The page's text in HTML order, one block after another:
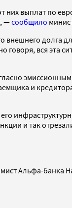
них выплат по
—сообщило
внешнего долга
вся эта
и
и так
Альфа-банка